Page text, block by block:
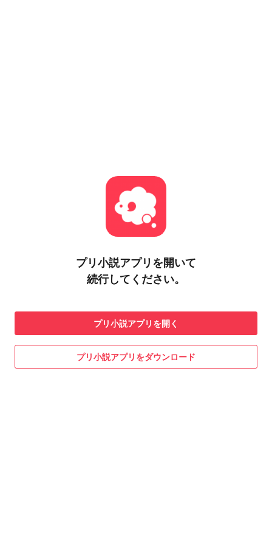
プリ小説アプリを開いて
続行してください。
プリ小説アプリを開く
プリ小説アプリをダウンロード